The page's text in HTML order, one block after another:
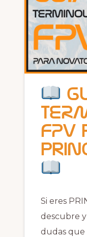
FPV
Si eres
descubre
dudas que